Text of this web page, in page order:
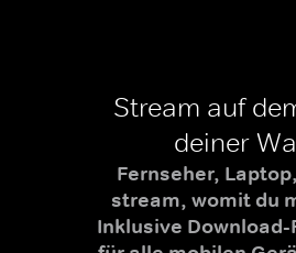
Stream auf
deiner
Fernseher,
stream, womit du
Inklusive